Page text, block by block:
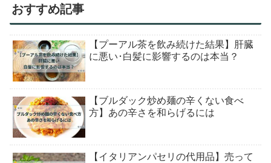
おすすめ記事
【プーアル茶を飲み続けた結果】肝臓
に悪い･白髪に影響するのは本当？
【ブルダック炒め麺の辛くない食べ
方】あの辛さを和らげるには
【イタリアンパセリの代用品】売って